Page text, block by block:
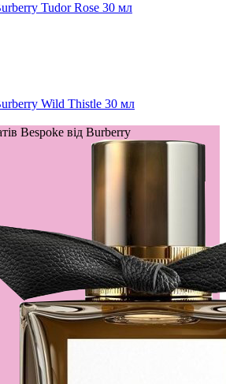
Tudor Rose 30 мл
Wild Thistle 30 мл
Bespoke від Burberry